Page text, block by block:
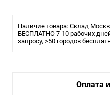
Наличие товара: Склад
БЕСПЛАТНО 7-10 рабочих
запросу, >50 городов
Оплата